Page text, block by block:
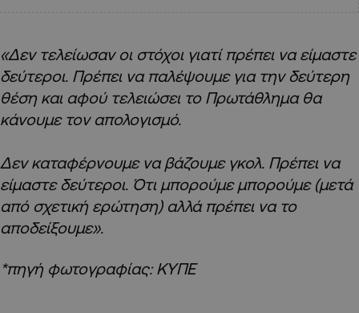
«Δεν τελείωσαν οι στόχοι γιατί πρέπει να είμαστε
δεύτεροι. Πρέπει να παλέψουμε για την δεύτερη
θέση και αφού τελειώσει το Πρωτάθλημα θα
κάνουμε τον απολογισμό.
Δεν καταφέρνουμε να βάζουμε γκολ. Πρέπει να
είμαστε δεύτεροι. Ότι μπορούμε μπορούμε (μετά
από σχετική ερώτηση) αλλά πρέπει να το
αποδείξουμε».
*πηγή φωτογραφίας: ΚΥΠΕ